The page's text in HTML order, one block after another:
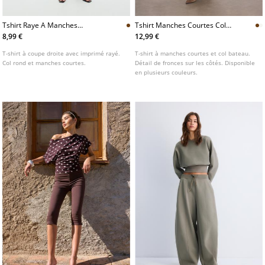
Tshirt Raye A Manches
Courtes
8,99 €
T-shirt à coupe droite avec imprimé rayé.
Col rond et manches courtes.
Tshirt Manches Courtes Col
Bateau Fronces L07055550
12,99 €
T-shirt à manches courtes et col bateau.
Détail de fronces sur les côtés. Disponible
en plusieurs couleurs.